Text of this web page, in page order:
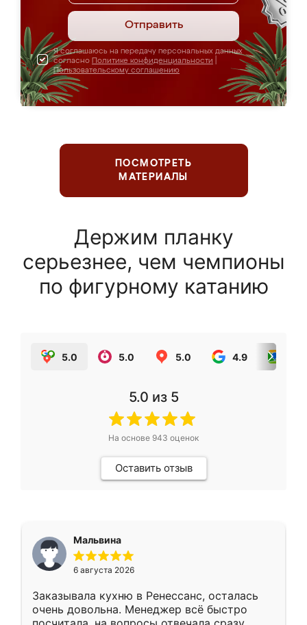
Отправить
Я соглашаюсь на передачу персональных данных
согласно Политике конфиденциальности
Пользовательскому соглашению
ПОСМОТРЕТЬ
МАТЕРИАЛЫ
Держим планку
серьезнее, чем чемпионы
по фигурному катанию
5.0 5.0 5.0 4.9
5.0 из 5
На основе 943 оценок
Оставить отзыв
Мальвина
6 августа 2026
Заказывала кухню в Ренессанс, осталась
очень довольна. Менеджер всё быстро